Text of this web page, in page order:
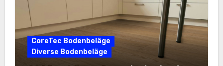
CoreTec Bodenbeläge
Diverse Bodenbeläge